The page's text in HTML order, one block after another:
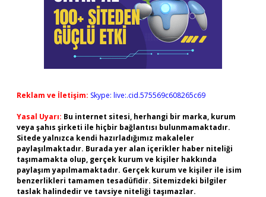
Reklam ve İletişim: Skype: live:.cid.575569c608265c69
Yasal Uyarı: Bu internet sitesi, herhangi bir marka, kurum
veya şahıs şirketi ile hiçbir bağlantısı bulunmamaktadır.
Sitede yalnızca kendi hazırladığımız makaleler
paylaşılmaktadır. Burada yer alan içerikler haber niteliği
taşımamakta olup, gerçek kurum ve kişiler hakkında
paylaşım yapılmamaktadır. Gerçek kurum ve kişiler ile isim
benzerlikleri tamamen tesadüfidir. Sitemizdeki bilgiler
taslak halindedir ve tavsiye niteliği taşımazlar.